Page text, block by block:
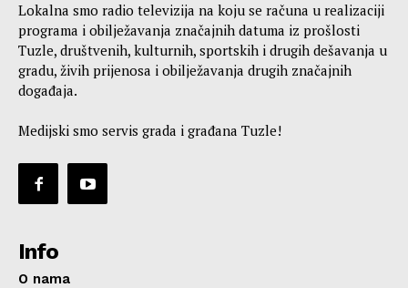
Lokalna smo radio televizija na koju se računa u realizaciji
programa i obilježavanja značajnih datuma iz prošlosti
Tuzle, društvenih, kulturnih, sportskih i drugih dešavanja u
gradu, živih prijenosa i obilježavanja drugih značajnih
događaja.
Medijski smo servis grada i građana Tuzle!
Info
O nama